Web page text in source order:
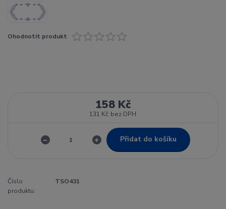
Ohodnotit produkt
158 Kč
131 Kč bez DPH
Přidat do košíku
Číslo
produktu:
TSO431